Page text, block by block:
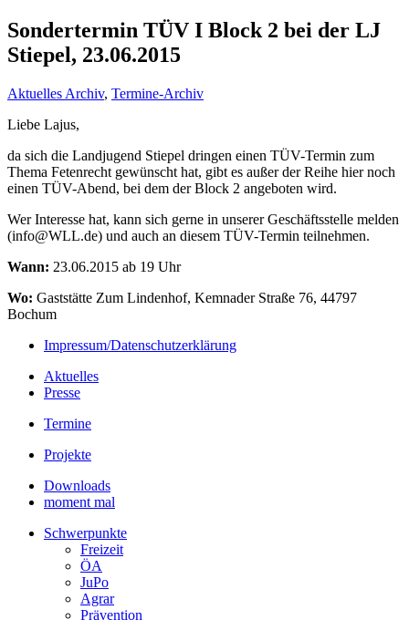
Sondertermin TÜV I Block 2 bei der LJ
Stiepel, 23.06.2015
Aktuelles Archiv, Termine-Archiv
Liebe Lajus,
da sich die Landjugend Stiepel dringen einen TÜV-Termin zum
Thema Fetenrecht gewünscht hat, gibt es außer der Reihe hier noch
einen TÜV-Abend, bei dem der Block 2 angeboten wird.
Wer Interesse hat, kann sich gerne in unserer Geschäftsstelle melden
(info@WLL.de) und auch an diesem TÜV-Termin teilnehmen.
Wann: 23.06.2015 ab 19 Uhr
Wo: Gaststätte Zum Lindenhof, Kemnader Straße 76, 44797
Bochum
Impressum/Datenschutzerklärung
Aktuelles
Presse
Termine
Projekte
Downloads
moment mal
Schwerpunkte
Freizeit
ÖA
JuPo
Agrar
Prävention